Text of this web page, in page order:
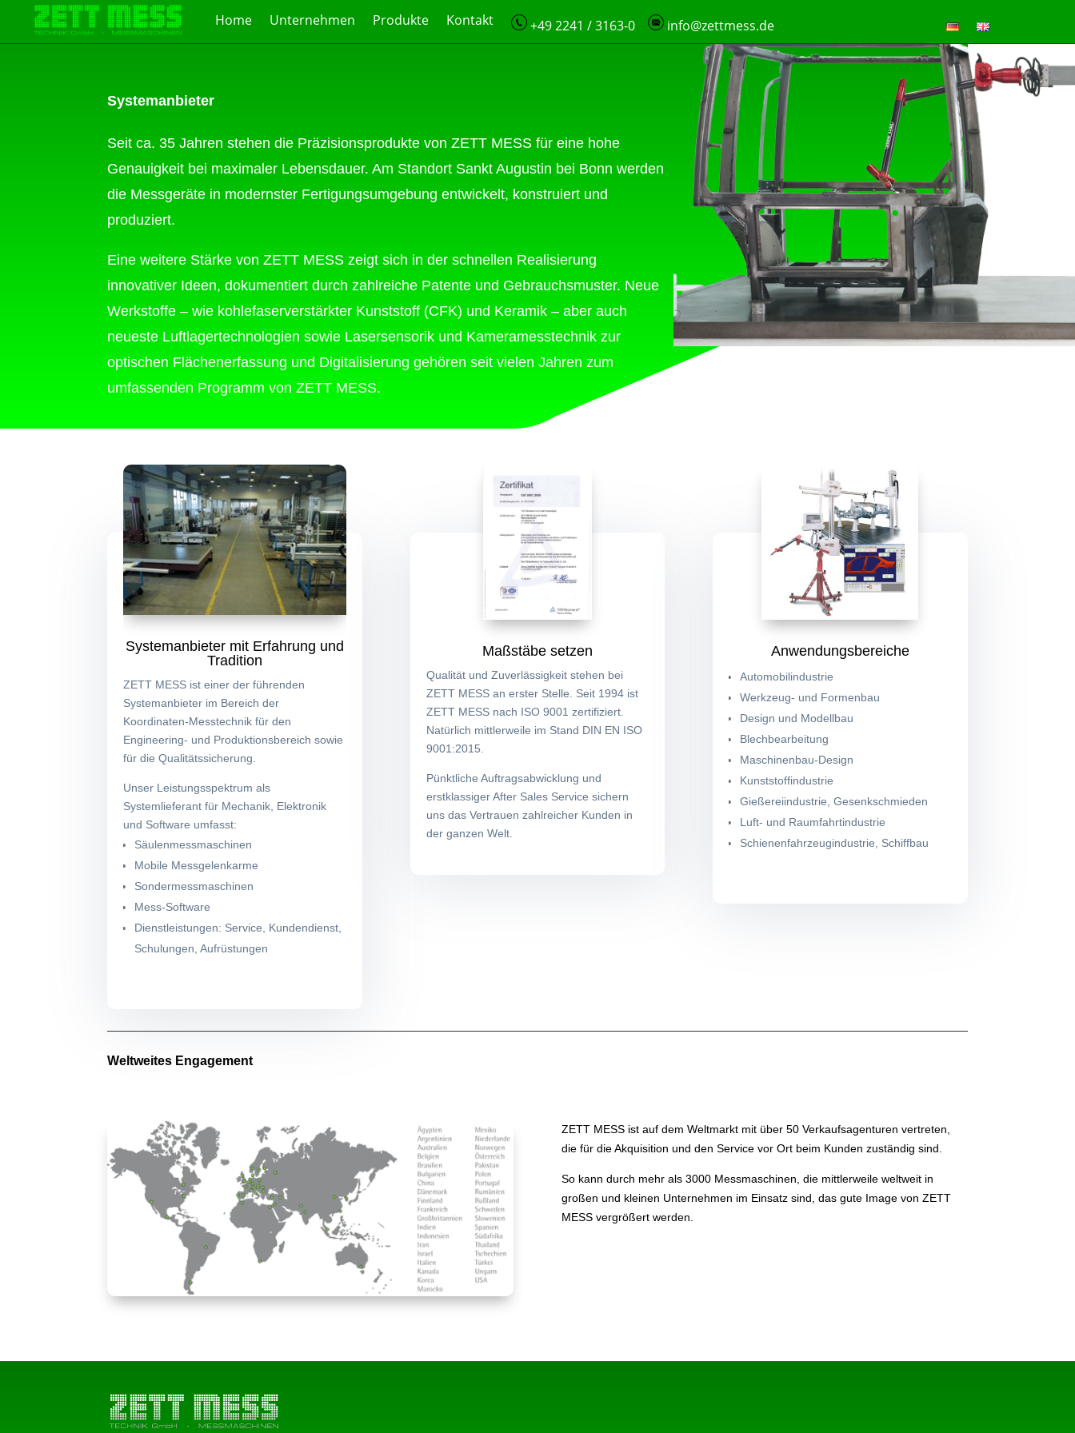
Home Unternehmen Produkte Kontakt +49 2241 / 3163-0 info@zettmess.de
Systemanbieter
Seit ca. 35 Jahren stehen die Präzisionsprodukte von ZETT MESS für eine hohe
Genauigkeit bei maximaler Lebensdauer. Am Standort Sankt Augustin bei Bonn werden
die Messgeräte in modernster Fertigungsumgebung entwickelt, konstruiert und
produziert.
Eine weitere Stärke von ZETT MESS zeigt sich in der schnellen Realisierung
innovativer Ideen, dokumentiert durch zahlreiche Patente und Gebrauchsmuster. Neue
Werkstoffe – wie kohlefaserverstärkter Kunststoff (CFK) und Keramik – aber auch
neueste Luftlagertechnologien sowie Lasersensorik und Kameramesstechnik zur
optischen Flächenerfassung und Digitalisierung gehören seit vielen Jahren zum
umfassenden Programm von ZETT MESS.
Systemanbieter mit Erfahrung und
Tradition
ZETT MESS ist einer der führenden
Systemanbieter im Bereich der
Koordinaten-Messtechnik für den
Engineering- und Produktionsbereich sowie
für die Qualitätssicherung.
Unser Leistungsspektrum als
Systemlieferant für Mechanik, Elektronik
und Software umfasst:
Säulenmessmaschinen
Mobile Messgelenkarme
Sondermessmaschinen
Mess-Software
Dienstleistungen: Service, Kundendienst,
Schulungen, Aufrüstungen
Maßstäbe setzen
Qualität und Zuverlässigkeit stehen bei
ZETT MESS an erster Stelle. Seit 1994 ist
ZETT MESS nach ISO 9001 zertifiziert.
Natürlich mittlerweile im Stand DIN EN ISO
9001:2015.
Pünktliche Auftragsabwicklung und
erstklassiger After Sales Service sichern
uns das Vertrauen zahlreicher Kunden in
der ganzen Welt.
Anwendungsbereiche
Automobilindustrie
Werkzeug- und Formenbau
Design und Modellbau
Blechbearbeitung
Maschinenbau-Design
Kunststoffindustrie
Gießereiindustrie, Gesenkschmieden
Luft- und Raumfahrtindustrie
Schienenfahrzeugindustrie, Schiffbau
Weltweites Engagement
ZETT MESS ist auf dem Weltmarkt mit über 50 Verkaufsagenturen vertreten,
die für die Akquisition und den Service vor Ort beim Kunden zuständig sind.
So kann durch mehr als 3000 Messmaschinen, die mittlerweile weltweit in
großen und kleinen Unternehmen im Einsatz sind, das gute Image von ZETT
MESS vergrößert werden.